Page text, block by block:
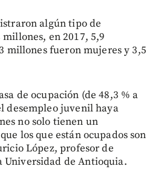
algún tipo de
en 2017, 5,9
millones fueron mujeres y 3,5
de ocupación (de 48,3 % a
desempleo juvenil haya
no solo tienen un
los que están ocupados son
López, profesor de
Universidad de Antioquia.